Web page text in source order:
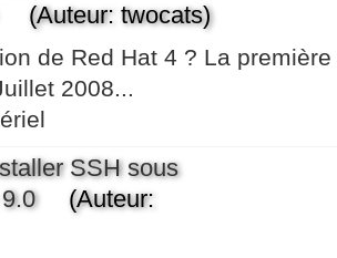
twocats)
de Red Hat 4 ? La
2008...
SSH sous
(Auteur: